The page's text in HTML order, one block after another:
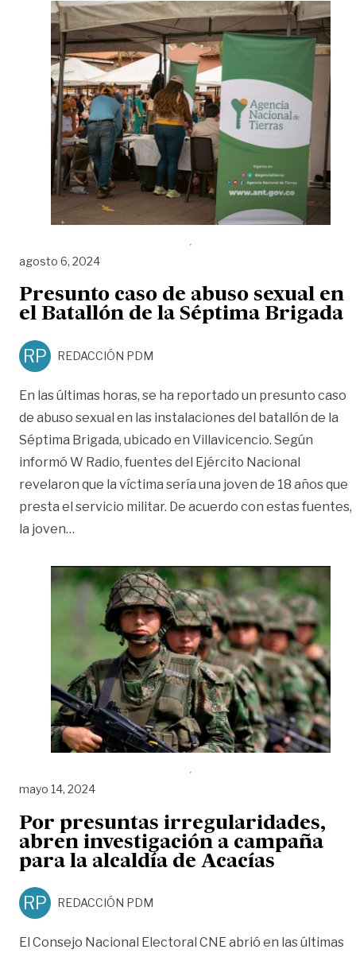
agosto 6, 2024
Presunto caso de abuso sexual en
el Batallón de la Séptima Brigada
RP REDACCIÓN PDM
En las últimas horas, se ha reportado un presunto caso
de abuso sexual en las instalaciones del batallón de la
Séptima Brigada, ubicado en Villavicencio. Según
informó W Radio, fuentes del Ejército Nacional
revelaron que la víctima sería una joven de 18 años que
presta el servicio militar. De acuerdo con estas fuentes,
la joven…
mayo 14, 2024
Por presuntas irregularidades,
abren investigación a campaña
para la alcaldía de Acacías
RP REDACCIÓN PDM
El Consejo Nacional Electoral CNE abrió en las últimas